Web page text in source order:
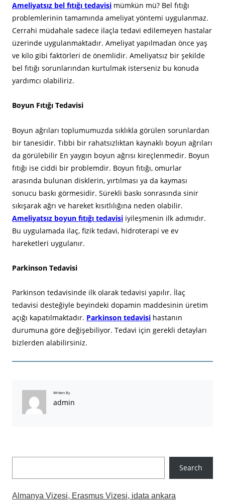
Ameliyatsız bel fıtığı tedavisi mümkün mü? Bel fıtığı
problemlerinin tamamında ameliyat yöntemi uygulanmaz.
Cerrahi müdahale sadece ilaçla tedavi edilemeyen hastalar
üzerinde uygulanmaktadır. Ameliyat yapılmadan önce yaş
ve kilo gibi faktörleri de önemlidir. Ameliyatsız bir şekilde
bel fıtığı sorunlarından kurtulmak isterseniz bu konuda
yardımcı olabiliriz.
Boyun Fıtığı Tedavisi
Boyun ağrıları toplumumuzda sıklıkla görülen sorunlardan
bir tanesidir. Tıbbi bir rahatsızlıktan kaynaklı boyun ağrıları
da görülebilir En yaygın boyun ağrısı kireçlenmedir. Boyun
fıtığı ise ciddi bir problemdir. Boyun fıtığı, omurlar
arasında bulunan disklerin, yırtılması ya da kayması
sonucu baskı görmesidir. Sürekli baskı sonrasında sinir
sıkışarak ağrı ve hareket kısıtlılığına neden olabilir.
Ameliyatsız boyun fıtığı tedavisi iyileşmenin ilk adımıdır.
Bu uygulamada ilaç, fizik tedavi, hidroterapi ve ev
hareketleri uygulanır.
Parkinson Tedavisi
Parkinson tedavisinde ilk olarak tedavisi yapılır. İlaç
tedavisi desteğiyle beyindeki dopamin maddesinin üretim
açığı kapatılmaktadır. Parkinson tedavisi hastanın
durumuna göre değişebiliyor. Tedavi için gerekli detayları
bizlerden alabilirsiniz.
Written By
admin
Search
Almanya Vizesi, Erasmus Vizesi, idata ankara